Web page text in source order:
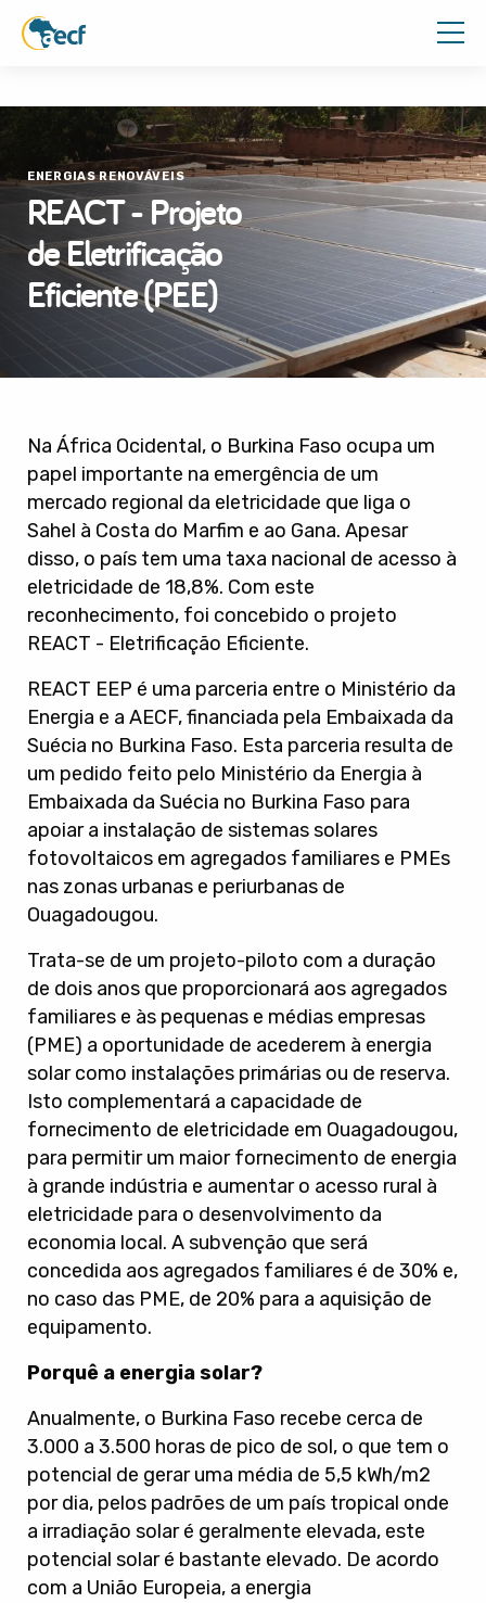
ENERGIAS RENOVÁVEIS
REACT - Projeto
de Eletrificação
Eficiente (PEE)
Na África Ocidental, o Burkina Faso ocupa um
papel importante na emergência de um
mercado regional da eletricidade que liga o
Sahel à Costa do Marfim e ao Gana. Apesar
disso, o país tem uma taxa nacional de acesso à
eletricidade de 18,8%. Com este
reconhecimento, foi concebido o projeto
REACT - Eletrificação Eficiente.
REACT EEP é uma parceria entre o Ministério da
Energia e a AECF, financiada pela Embaixada da
Suécia no Burkina Faso. Esta parceria resulta de
um pedido feito pelo Ministério da Energia à
Embaixada da Suécia no Burkina Faso para
apoiar a instalação de sistemas solares
fotovoltaicos em agregados familiares e PMEs
nas zonas urbanas e periurbanas de
Ouagadougou.
Trata-se de um projeto-piloto com a duração
de dois anos que proporcionará aos agregados
familiares e às pequenas e médias empresas
(PME) a oportunidade de acederem à energia
solar como instalações primárias ou de reserva.
Isto complementará a capacidade de
fornecimento de eletricidade em Ouagadougou,
para permitir um maior fornecimento de energia
à grande indústria e aumentar o acesso rural à
eletricidade para o desenvolvimento da
economia local. A subvenção que será
concedida aos agregados familiares é de 30% e,
no caso das PME, de 20% para a aquisição de
equipamento.
Porquê a energia solar?
Anualmente, o Burkina Faso recebe cerca de
3.000 a 3.500 horas de pico de sol, o que tem o
potencial de gerar uma média de 5,5 kWh/m2
por dia, pelos padrões de um país tropical onde
a irradiação solar é geralmente elevada, este
potencial solar é bastante elevado. De acordo
com a União Europeia, a energia